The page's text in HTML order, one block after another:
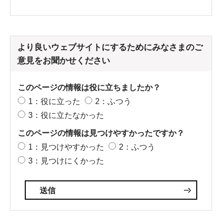
より良いウェブサイトにするためにみなさまのご
意見をお聞かせください
このページの情報は役に立ちましたか？
1：役に立った
2：ふつう
3：役に立たなかった
このページの情報は見つけやすかったですか？
1：見つけやすかった
2：ふつう
3：見つけにくかった